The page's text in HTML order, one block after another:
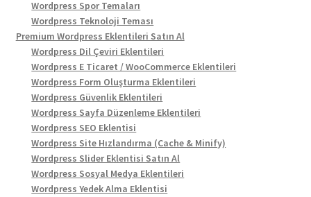
Wordpress Spor Temaları
Wordpress Teknoloji Teması
Premium Wordpress Eklentileri Satın Al
Wordpress Dil Çeviri Eklentileri
Wordpress E Ticaret / WooCommerce Eklentileri
Wordpress Form Oluşturma Eklentileri
Wordpress Güvenlik Eklentileri
Wordpress Sayfa Düzenleme Eklentileri
Wordpress SEO Eklentisi
Wordpress Site Hızlandırma (Cache & Minify)
Wordpress Slider Eklentisi Satın Al
Wordpress Sosyal Medya Eklentileri
Wordpress Yedek Alma Eklentisi